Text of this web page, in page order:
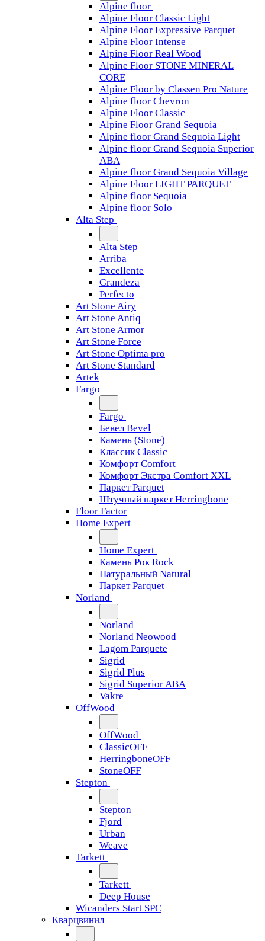
Alpine floor
Alpine Floor Classic Light
Alpine Floor Expressive Parquet
Alpine Floor Intense
Alpine Floor Real Wood
Alpine Floor STONE MINERAL
CORE
Alpine Floor by Classen Pro Nature
Alpine floor Chevron
Alpine Floor Classic
Alpine Floor Grand Sequoia
Alpine floor Grand Sequoia Light
Alpine floor Grand Sequoia Superior
ABA
Alpine floor Grand Sequoia Village
Alpine Floor LIGHT PARQUET
Alpine floor Sequoia
Alpine floor Solo
Alta Step
Alta Step
Arriba
Excellente
Grandeza
Perfecto
Art Stone Airy
Art Stone Antiq
Art Stone Armor
Art Stone Force
Art Stone Optima pro
Art Stone Standard
Artek
Fargo
Fargo
Бевел Bevel
Камень (Stone)
Классик Classic
Комфорт Comfort
Комфорт Экстра Comfort XXL
Паркет Parquet
Штучный паркет Herringbone
Floor Factor
Home Expert
Home Expert
Камень Рок Rock
Натуральный Natural
Паркет Parquet
Norland
Norland
Norland Neowood
Lagom Parquete
Sigrid
Sigrid Plus
Sigrid Superior ABA
Vakre
OffWood
OffWood
ClassicOFF
HerringboneOFF
StoneOFF
Stepton
Stepton
Fjord
Urban
Weave
Tarkett
Tarkett
Deep House
Wicanders Start SPC
Кварцвинил